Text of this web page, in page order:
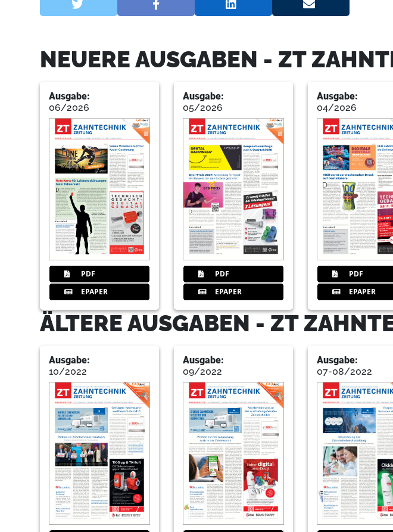
15
16
20
NEUERE AUSGABEN - ZT
Ausgabe:
06/2026
PDF
EPAPER
Ausgabe:
05/2026
PDF
EPAPER
Ausgabe:
04/2026
PDF
EPAPER
ÄLTERE AUSGABEN - ZT
Ausgabe:
10/2022
Ausgabe:
09/2022
Ausgabe:
07-08/2022